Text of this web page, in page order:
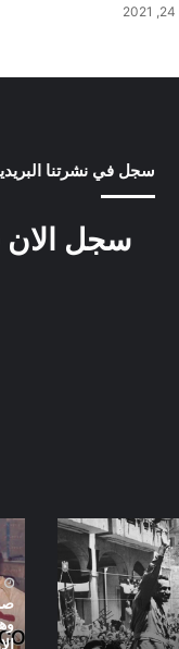
سجل في نشرتنا
سجل الان
عمر